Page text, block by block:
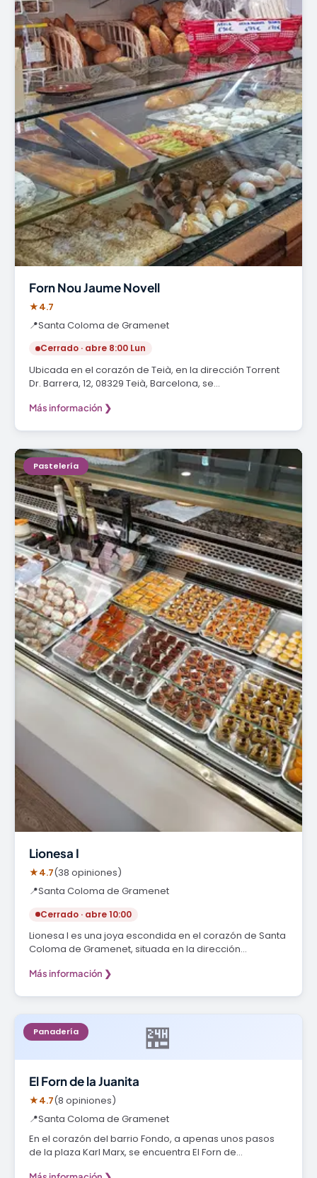
Forn Nou Jaume Novell
★4.7
📍Santa Coloma de Gramenet
Cerrado · abre 8:00 Lun
Ubicada en el corazón de Teià, en la dirección Torrent
Dr. Barrera, 12, 08329 Teià, Barcelona, se…
Más información ❯
Pastelería
Lionesa I
★4.7(38 opiniones)
📍Santa Coloma de Gramenet
Cerrado · abre 10:00
Lionesa I es una joya escondida en el corazón de Santa
Coloma de Gramenet, situada en la dirección…
Más información ❯
🏪
Panadería
El Forn de la Juanita
★4.7(8 opiniones)
📍Santa Coloma de Gramenet
En el corazón del barrio Fondo, a apenas unos pasos
de la plaza Karl Marx, se encuentra El Forn de…